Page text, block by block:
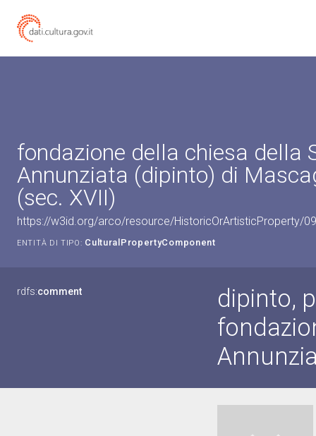
fondazione della chiesa della
Annunziata (dipinto) di
(sec. XVII)
https://w3id.org/arco/resource/HistoricOrArtisticProperty/
ENTITÀ DI TIPO: CulturalPropertyComponent
rdfs:comment
dipinto,